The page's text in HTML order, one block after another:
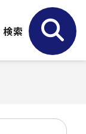
検索